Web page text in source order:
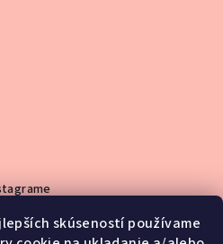
skúseností používame